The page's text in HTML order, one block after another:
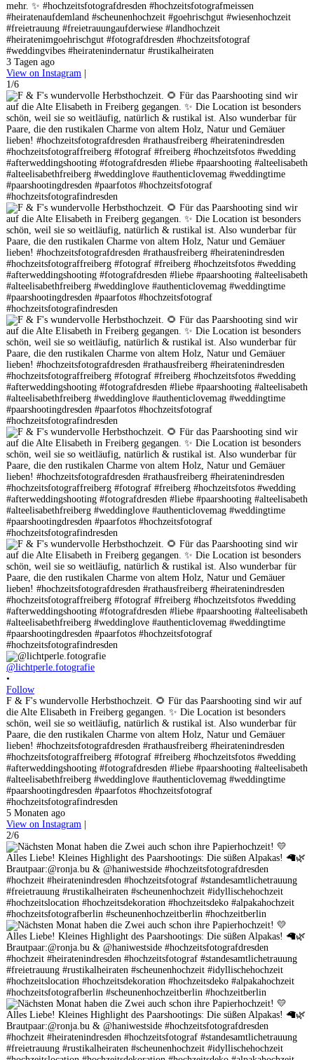
mehr. ✨ #hochzeitsfotografdresden #hochzeitsfotografmeissen
#heiratenaufdemland #scheunenhochzeit #goehrischgut #wiesenhochzeit
#freietrauung #freietrauungaufderwiese #landhochzeit
#heiratenimgoehrischgut #fotografdresden #hochzeitsfotograf
#weddingvibes #heiratenindernatur #rustikalheiraten
3 Tagen ago
View on Instagram
1/6
@lichtperle.fotografie
•
Follow
F & F's wundervolle Herbsthochzeit. 🌻 Für das Paarshooting sind wir auf
die Alte Elisabeth in Freiberg gegangen. ✨ Die Location ist besonders
schön, weil sie so weitläufig, natürlich & rustikal ist. Also wunderbar für
Paare, die den rustikalen Charme von altem Holz, Natur und Gemäuer
lieben! #hochzeitsfotografdresden #rathausfreiberg #heiratenindresden
#hochzeitsfotograffreiberg #fotograf #freiberg #hochzeitsfotos #wedding
#afterweddingshooting #fotografdresden #liebe #paarshooting #alteelisabeth
#alteelisabethfreiberg #weddinglove #authenticlovemag #weddingtime
#paarshootingdresden #paarfotos #hochzeitsfotograf
#hochzeitsfotografindresden
5 Monaten ago
View on Instagram
2/6